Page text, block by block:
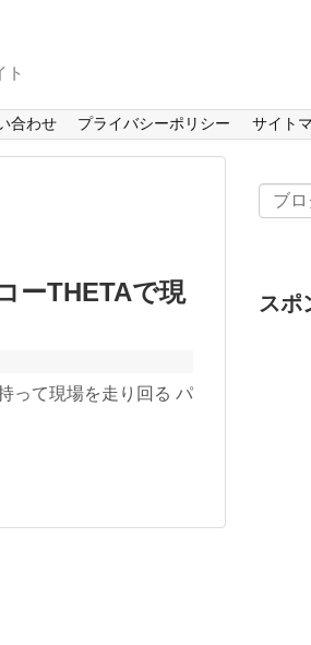
ト
合わせ プライバシーポリシー サイト
ーTHETAで現
って現場を走り回る パ
スポ